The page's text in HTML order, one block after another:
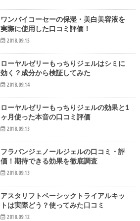
ワンバイコーセーの保湿・美白美容液を
実際に使用した口コミ評価！
2018.09.15
ローヤルゼリーもっちりジェルはシミに
効く？成分から検証してみた
2018.09.14
ローヤルゼリーもっちりジェルの効果と1
ヶ月使った本音の口コミ評価
2018.09.13
フラバンジェノールジェルの口コミ・評
価！期待できる効果を徹底調査
2018.09.13
アスタリフトベーシックトライアルキッ
トは実際どう？使ってみた口コミ
2018.09.12